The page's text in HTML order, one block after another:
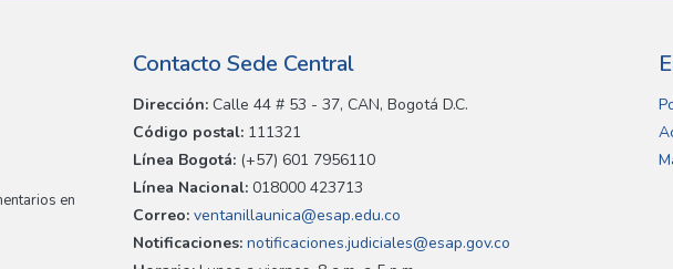
en
Contacto Sede Central
Dirección: Calle 44 # 53 - 37, CAN, Bogotá D.C.
Código postal: 111321
Línea Bogotá: (+57) 601 7956110
Línea Nacional: 018000 423713
Correo: ventanillaunica@esap.edu.co
Notificaciones: notificaciones.judiciales@esap.gov.co